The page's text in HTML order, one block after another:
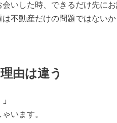
いした時、できるだけ先に
不動産だけの問題ではないか
由は違う
います。